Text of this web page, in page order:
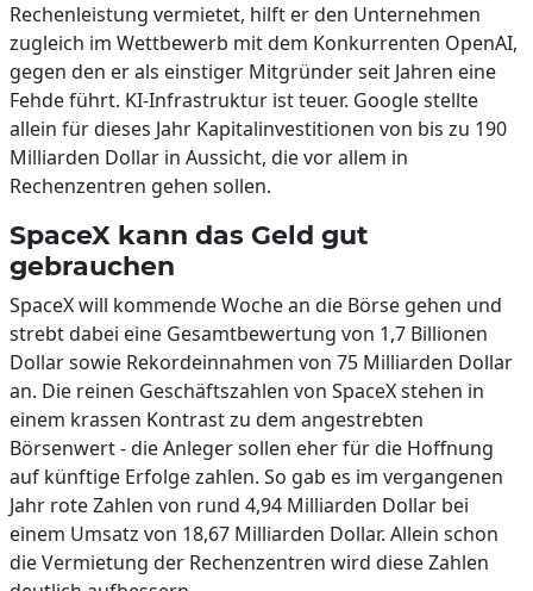
Rechenleistung vermietet, hilft er den Unternehmen
zugleich im Wettbewerb mit dem Konkurrenten OpenAI,
gegen den er als einstiger Mitgründer seit Jahren eine
Fehde führt. KI-Infrastruktur ist teuer. Google stellte
allein für dieses Jahr Kapitalinvestitionen von bis zu 190
Milliarden Dollar in Aussicht, die vor allem in
Rechenzentren gehen sollen.
SpaceX kann das Geld gut
gebrauchen
SpaceX will kommende Woche an die Börse gehen und
strebt dabei eine Gesamtbewertung von 1,7 Billionen
Dollar sowie Rekordeinnahmen von 75 Milliarden Dollar
an. Die reinen Geschäftszahlen von SpaceX stehen in
einem krassen Kontrast zu dem angestrebten
Börsenwert - die Anleger sollen eher für die Hoffnung
auf künftige Erfolge zahlen. So gab es im vergangenen
Jahr rote Zahlen von rund 4,94 Milliarden Dollar bei
einem Umsatz von 18,67 Milliarden Dollar. Allein schon
die Vermietung der Rechenzentren wird diese Zahlen